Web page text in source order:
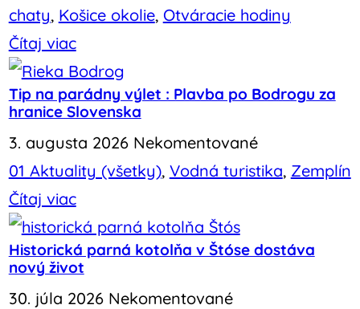
chaty, Košice okolie, Otváracie hodiny
Čítaj viac
Tip na parádny výlet : Plavba po Bodrogu za
hranice Slovenska
3. augusta 2026 Nekomentované
01 Aktuality (všetky), Vodná turistika, Zemplín
Čítaj viac
Historická parná kotolňa v Štóse dostáva
nový život
30. júla 2026 Nekomentované